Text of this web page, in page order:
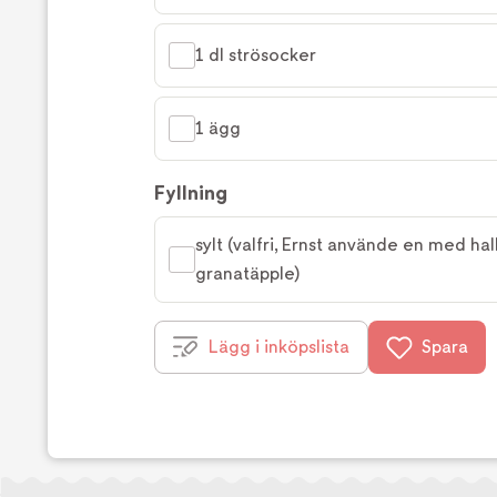
1 dl strösocker
1 ägg
Fyllning
sylt (valfri, Ernst använde en med
granatäpple)
Lägg i inköpslista Spara